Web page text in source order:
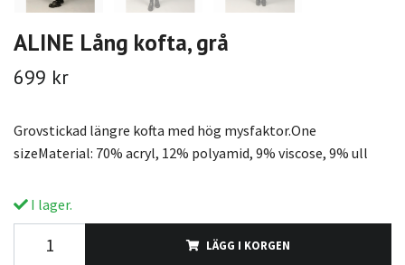
ALINE Lång kofta, grå
699 kr
Grovstickad längre kofta med hög mysfaktor.One
sizeMaterial: 70% acryl, 12% polyamid, 9% viscose, 9% ull
I lager.
LÄGG I KORGEN